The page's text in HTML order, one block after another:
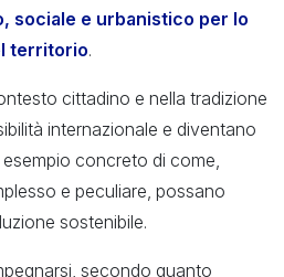
sociale e urbanistico per lo
territorio.
cittadino e nella tradizione
internazionale e diventano
concreto di come,
e peculiare, possano
sostenibile.
secondo quanto